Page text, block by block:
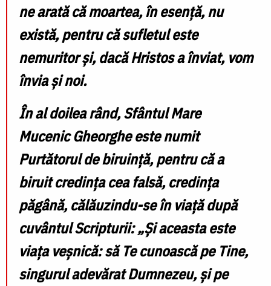
ne arată că moartea, în esență, nu
există, pentru că sufletul este
nemuritor și, dacă Hristos a înviat, vom
învia și noi.
În al doilea rând, Sfântul Mare
Mucenic Gheorghe este numit
Purtătorul de biruință, pentru că a
biruit credința cea falsă, credința
păgână, călăuzindu-se în viață după
cuvântul Scripturii: „Și aceasta este
viața veșnică: să Te cunoască pe Tine,
singurul adevărat Dumnezeu, și pe